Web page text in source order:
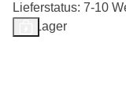
Lieferstatus: 7-10
Auf Lager